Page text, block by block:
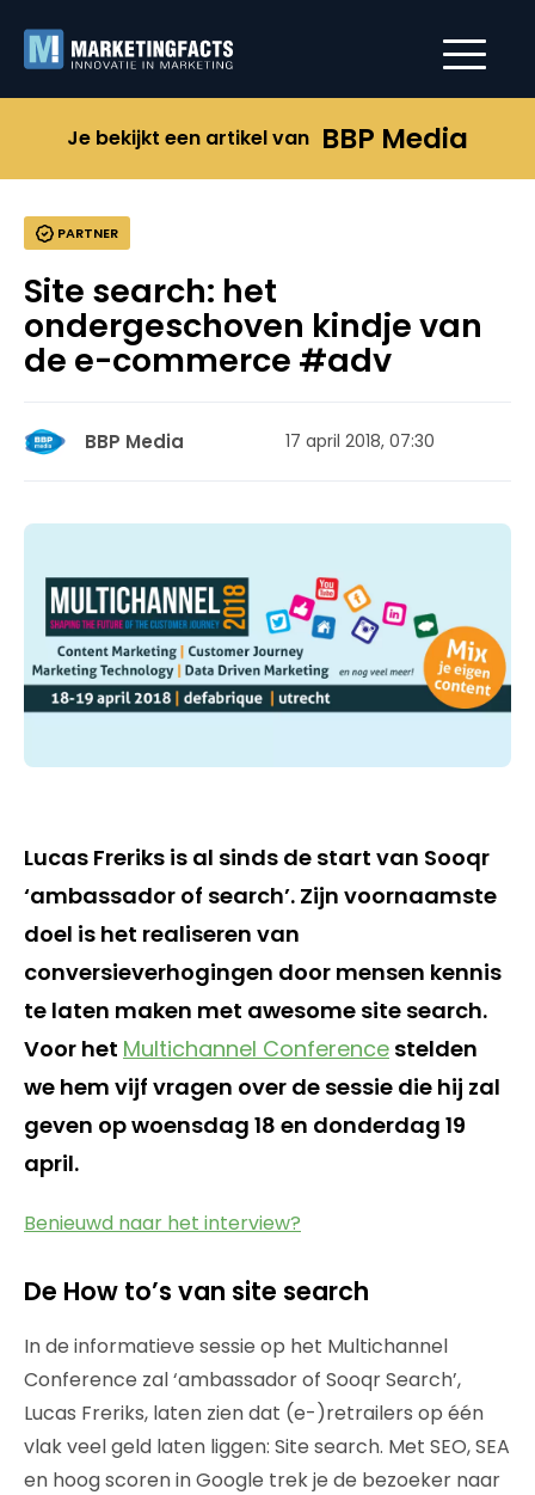
Je bekijkt een artikel van BBP Media
PARTNER
Site search: het
ondergeschoven kindje van
de e-commerce #adv
BBP Media 17 april 2018, 07:30
Lucas Freriks is al sinds de start van Sooqr
‘ambassador of search’. Zijn voornaamste
doel is het realiseren van
conversieverhogingen door mensen kennis
te laten maken met awesome site search.
Voor het Multichannel Conference stelden
we hem vijf vragen over de sessie die hij zal
geven op woensdag 18 en donderdag 19
april.
Benieuwd naar het interview?
De How to’s van site search
In de informatieve sessie op het Multichannel
Conference zal ‘ambassador of Sooqr Search’,
Lucas Freriks, laten zien dat (e-)retrailers op één
vlak veel geld laten liggen: Site search. Met SEO, SEA
en hoog scoren in Google trek je de bezoeker naar